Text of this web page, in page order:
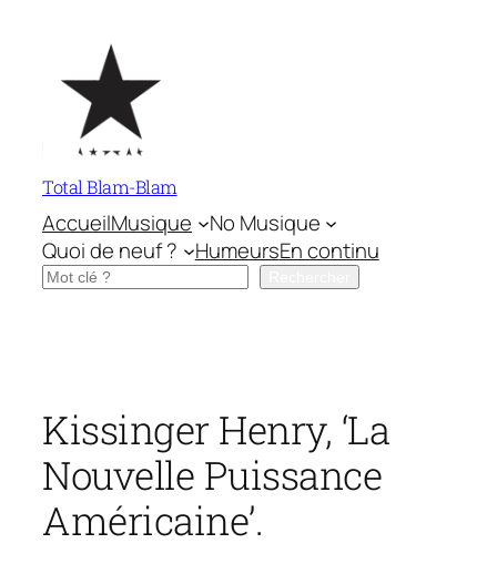
contenu
Total Blam-Blam
AccueilMusique
No Musique
Quoi de neuf ?
HumeursEn continu
Rechercher
Kissinger Henry, ‘La
Nouvelle Puissance
Américaine’.